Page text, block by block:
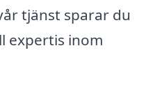
tjänst sparar du
expertis inom